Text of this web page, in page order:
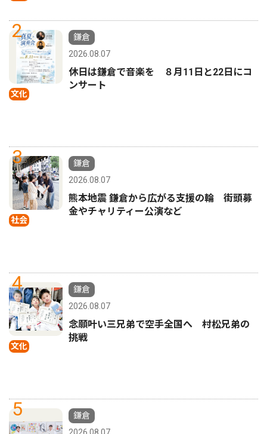
2
文化
鎌倉
2026.08.07
休日は鎌倉で音楽を ８月11日と22日にコ
ンサート
3
社会
鎌倉
2026.08.07
熊本地震 鎌倉から広がる支援の輪 街頭募
金やチャリティー公演など
4
文化
鎌倉
2026.08.07
念願叶い三兄弟で空手全国へ 村松兄弟の
挑戦
5
鎌倉
2026.08.07